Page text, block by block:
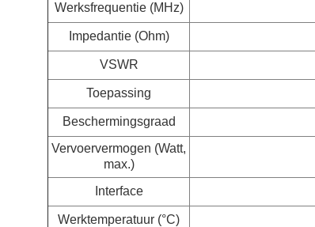
Werksfrequentie (MHz)
Impedantie (Ohm)
VSWR
Toepassing
Beschermingsgraad
Vervoervermogen (Watt,
max.)
Interface
Werktemperatuur (°C)